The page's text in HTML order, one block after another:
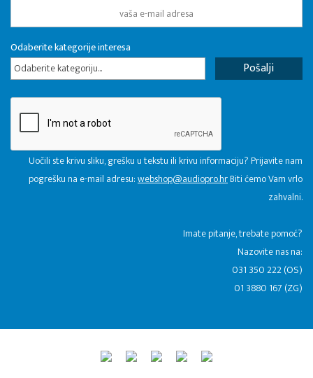
Odaberite kategorije interesa
Odaberite kategoriju...
Uočili ste krivu sliku, grešku u tekstu ili krivu informaciju? Prijavite nam
pogrešku na e-mail adresu:webshop@audiopro.hrBiti ćemo Vam vrlo
zahvalni.
​Imate pitanje, trebate pomoć?
Nazovite nas na:
031 350 222 (OS)
01 3880 167 (ZG)